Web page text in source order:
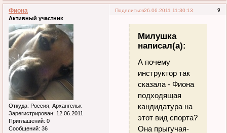
Поделиться 9
26.06.2011 11:30:13
Фиона
Активный участник
Откуда: Россия, Архангельк
Зарегистрирован: 12.06.2011
Приглашений: 0
Сообщений: 36
Милушка
написал(а):
А почему
инструктор так
сказала - Фиона
подходящая
кандидатура на
этот вид спорта?
Она прыгучая-